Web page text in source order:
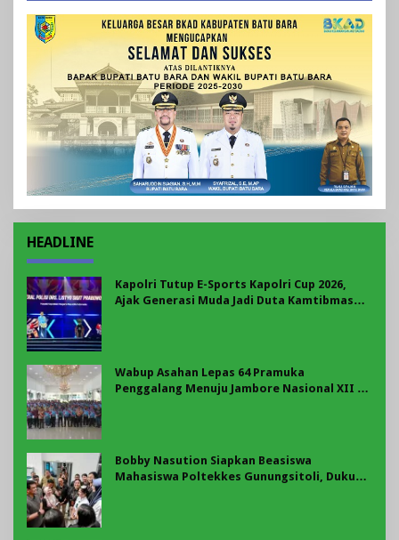
HEADLINE
Kapolri Tutup E-Sports Kapolri Cup 2026,
Ajak Generasi Muda Jadi Duta Kamtibmas
Wabup Asahan Lepas 64 Pramuka
Penggalang Menuju Jambore Nasional XII di
Bobby Nasution Siapkan Beasiswa
Mahasiswa Poltekkes Gunungsitoli, Dukung